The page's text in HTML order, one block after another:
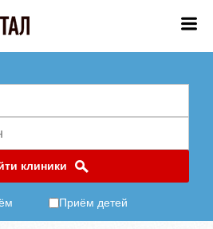
клиники
Приём детей